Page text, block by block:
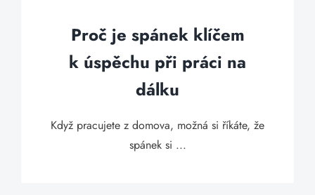
Proč je spánek klíčem
k úspěchu při práci na
dálku
Když pracujete z domova, možná si říkáte, že
spánek si ...